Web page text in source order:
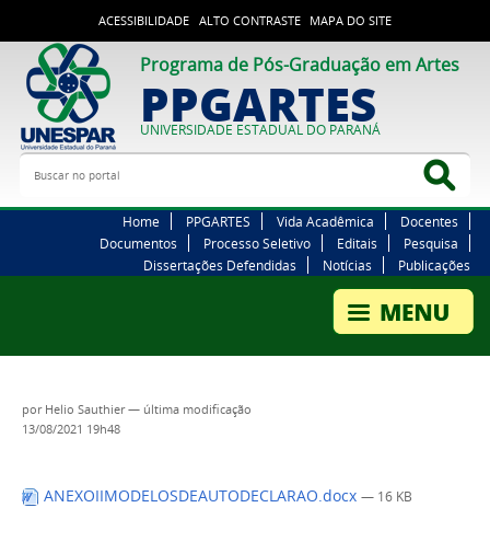
ACESSIBILIDADE ALTO CONTRASTE MAPA DO SITE
Programa de Pós-Graduação em Artes
PPGARTES
UNIVERSIDADE ESTADUAL DO PARANÁ
Buscar no portal
Home PPGARTES Vida Acadêmica
Docentes
Documentos
Processo Seletivo Editais
Pesquisa
Dissertações Defendidas
Notícias Publicações
por Helio Sauthier— última modificação
13/08/2021 19h48
ANEXOIIMODELOSDEAUTODECLARAO.docx — 16 KB